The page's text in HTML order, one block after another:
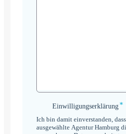
Einwilligungserklärung
Einwilligungserklärung*
Ich bin damit einverstanden,
ausgewählte Agentur Hamburg